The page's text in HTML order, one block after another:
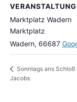
Marktplatz Wadern
Marktplatz
Wadern, 66687
Sonntags ans Schloß
Jacobs